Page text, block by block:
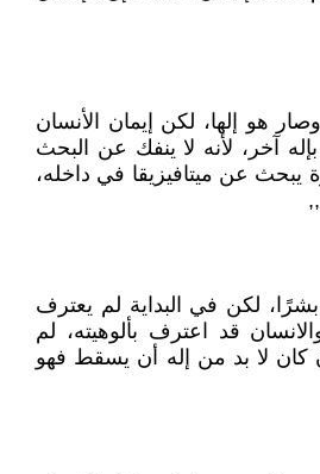
هو إلها، لكن إيمان الأنسان
آخر، لأنه لا ينفك عن البحث
عن ميتافيزيقا في داخله،
بشرًا، لكن في البداية لم يعترف
قد اعترف بألوهيته، لم
كان لا بد من إله أن يسقط فهو